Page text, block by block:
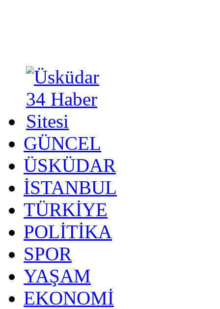
GÜNCEL
ÜSKÜDAR
İSTANBUL
TÜRKİYE
POLİTİKA
SPOR
YAŞAM
EKONOMİ